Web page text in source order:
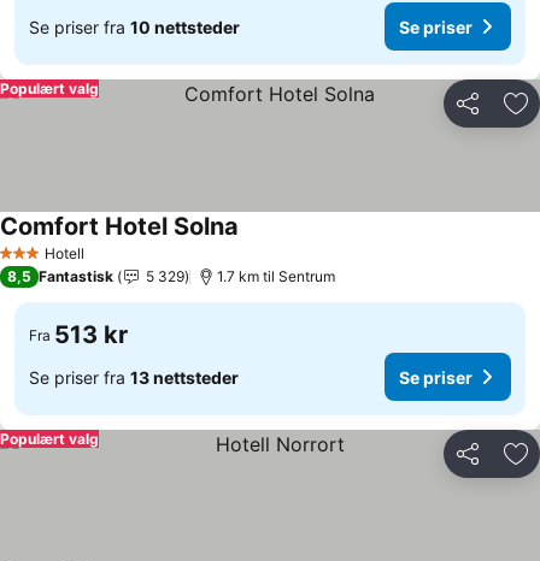
Se priser fra 10 nettsteder Se priser
Del
Populært valg
3 StjernerHotell
Comfort Hotel Solna
8,5 Fantastisk 5 329 1.7 km til Sentrum
Fra 513 kr
Se priser fra 13 nettsteder Se priser
Del
Populært valg